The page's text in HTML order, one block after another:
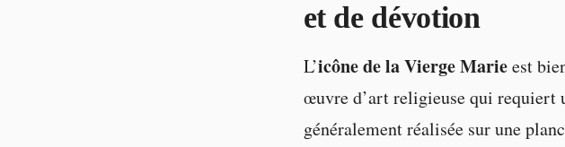
et de dévotion
L’icône de la Vierge Marieest
œuvre d’art religieuse qui requiert
généralement réalisée sur une